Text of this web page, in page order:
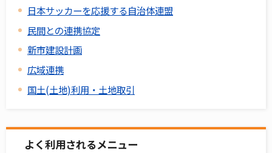
日本サッカーを応援する自治体連盟
民間との連携協定
新市建設計画
広域連携
国土(土地)利用・土地取引
よく利用されるメニュー